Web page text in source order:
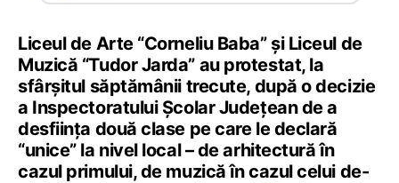
Liceul de Arte “Corneliu Baba” și Liceul de
Muzică “Tudor Jarda” au protestat, la
sfârșitul săptămânii trecute, după o decizie
a Inspectoratului Școlar Județean de a
desființa două clase pe care le declară
“unice” la nivel local – de arhitectură în
cazul primului, de muzică în cazul celui de-